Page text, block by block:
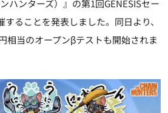
ハンターズ）』の第1回GENESISセー
ることを発表しました。同日より、
相当のオープンβテストも開始されま